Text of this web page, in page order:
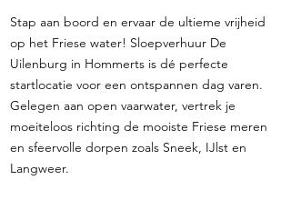
Stap aan boord en ervaar de ultieme vrijheid
op het Friese water! Sloepverhuur De
Uilenburg in Hommerts is dé perfecte
startlocatie voor een ontspannen dag varen.
Gelegen aan open vaarwater, vertrek je
moeiteloos richting de mooiste Friese meren
en sfeervolle dorpen zoals Sneek, IJlst en
Langweer.